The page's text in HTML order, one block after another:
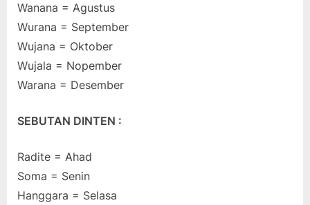
Wanana = Agustus
Wurana = September
Wujana = Oktober
Wujala = Nopember
Warana = Desember
SEBUTAN DINTEN :
Radite = Ahad
Soma = Senin
Hanggara = Selasa